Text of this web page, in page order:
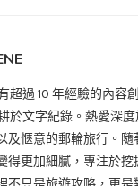
超過 10 年經驗的內容
於文字紀錄。熱愛深
及愜意的郵輪旅行。
得更加細膩，專注於